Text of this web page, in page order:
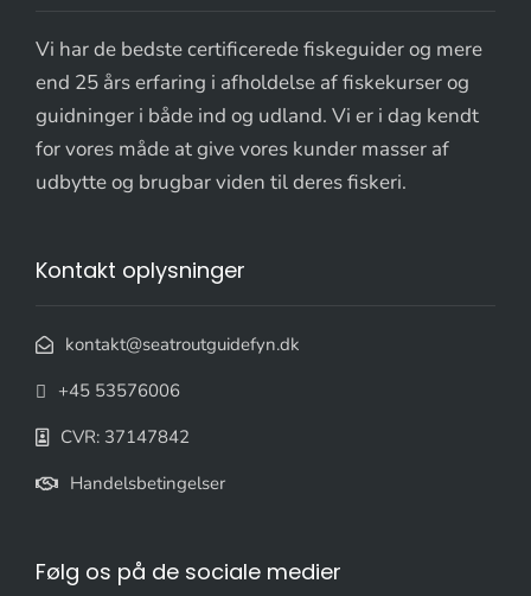
Vi har de bedste certificerede fiskeguider og mere
end 25 års erfaring i afholdelse af fiskekurser og
guidninger i både ind og udland. Vi er i dag kendt
for vores måde at give vores kunder masser af
udbytte og brugbar viden til deres fiskeri.
Kontakt oplysninger
kontakt@seatroutguidefyn.dk
+45 53576006
CVR: 37147842
Handelsbetingelser
Følg os på de sociale medier